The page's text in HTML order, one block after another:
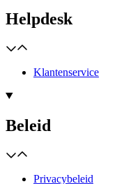
Helpdesk
Klantenservice
Beleid
Privacybeleid